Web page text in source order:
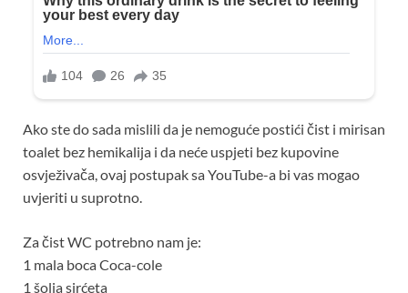
Ako ste do sada mislili da je nemoguće postići čist i mirisan
toalet bez hemikalija i da neće uspjeti bez kupovine
osvježivača, ovaj postupak sa YouTube-a bi vas mogao
uvjeriti u suprotno.
Za čist WC potrebno nam je:
1 mala boca Coca-cole
1 šolja sirćeta